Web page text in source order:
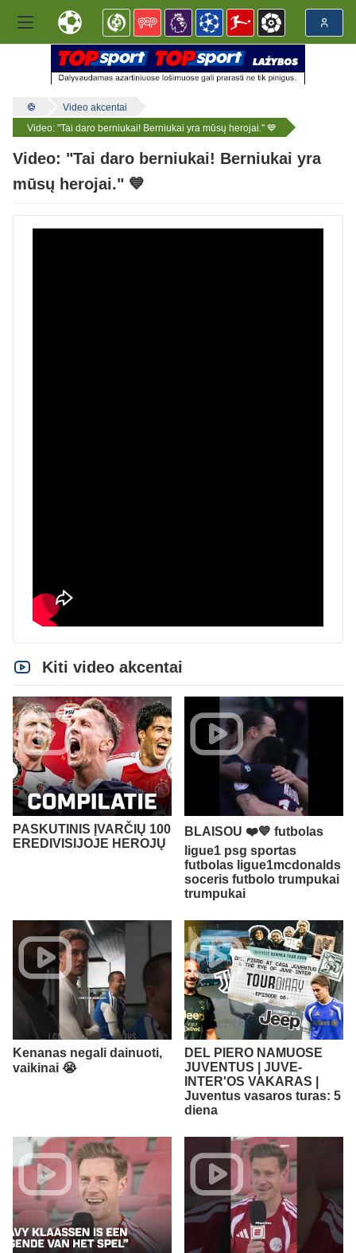
Video akcentai
Video: "Tai daro berniukai! Berniukai yra mūsų herojai." 💙
Video: "Tai daro berniukai! Berniukai yra
mūsų herojai." 💙
Kiti video akcentai
PASKUTINIS ĮVARČIŲ 100
EREDIVISIJOJE HEROJŲ
BLAISOU ❤️💙 futbolas
ligue1 psg sportas
futbolas ligue1mcdonalds
soceris futbolo trumpukai
trumpukai
Kenanas negali dainuoti,
vaikinai 😭​
DEL PIERO NAMUOSE
JUVENTUS | JUVE-
INTER'OS VAKARAS |
Juventus vasaros turas: 5
diena